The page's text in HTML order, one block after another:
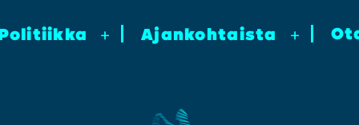
+ Ajan­koh­tais­ta +